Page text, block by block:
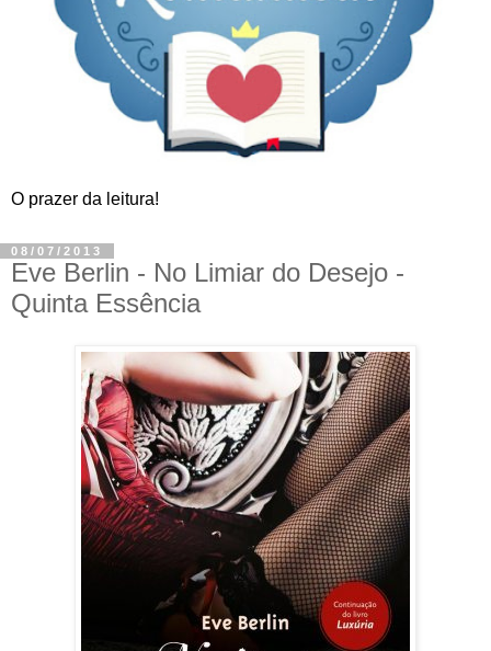
O prazer da leitura!
08/07/2013
Eve Berlin - No Limiar do Desejo -
Quinta Essência